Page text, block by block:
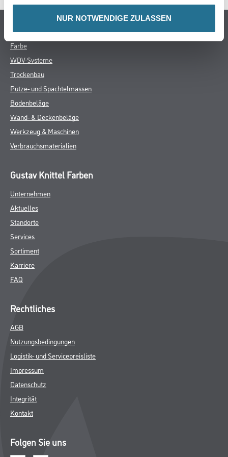
NUR NOTWENDIGE ZULASSEN
Farbe
WDV-Systeme
Trockenbau
Putze- und Spachtelmassen
Bodenbeläge
Wand- & Deckenbeläge
Werkzeug & Maschinen
Verbrauchsmaterialien
Gustav Knittel Farben
Unternehmen
Aktuelles
Standorte
Services
Sortiment
Karriere
FAQ
Rechtliches
AGB
Nutzungsbedingungen
Logistik- und Servicepreisliste
Impressum
Datenschutz
Integrität
Kontakt
Folgen Sie uns